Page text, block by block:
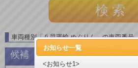
車両種別「八晃運輸 めぐりん」の車両番号
候補
お知らせ一覧
<お知らせ1>